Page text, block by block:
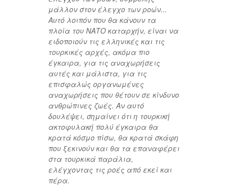
μάλλον στον έλεγχο των ροών...
Αυτό λοιπόν που θα κάνουν τα
πλοία του ΝΑΤΟ καταρχήν, είναι να
ειδοποιούν τις ελληνικές και τις
τουρκικές αρχές, ακόμα πιο
έγκαιρα, για τις αναχωρήσεις
αυτές και μάλιστα, για τις
επισφαλώς οργανωμένες
αναχωρήσεις που θέτουν σε κίνδυνο
ανθρώπινες ζωές. Αν αυτό
δουλέψει, σημαίνει ότι η τουρκική
ακτοφυλακή πολύ έγκαιρα θα
κρατά κόσμο πίσω, θα κρατά σκάφη
που ξεκινούν και θα τα επαναφέρει
στα τουρκικά παράλια,
ελέγχοντας τις ροές από εκεί και
πέρα.